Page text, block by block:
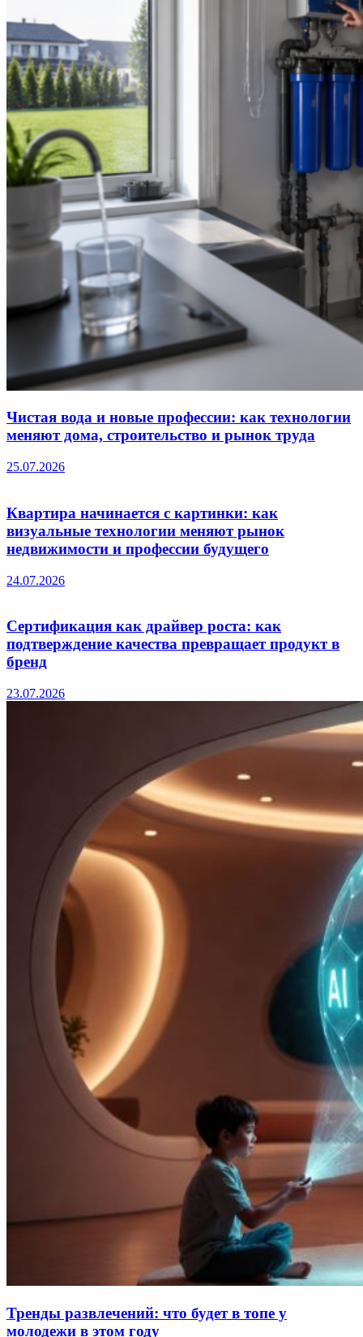
Чистая вода и новые профессии: как технологии
меняют дома, строительство и рынок труда
25.07.2026
Квартира начинается с картинки: как
визуальные технологии меняют рынок
недвижимости и профессии будущего
24.07.2026
Сертификация как драйвер роста: как
подтверждение качества превращает продукт в
бренд
23.07.2026
Тренды развлечений: что будет в топе у
молодежи в этом году